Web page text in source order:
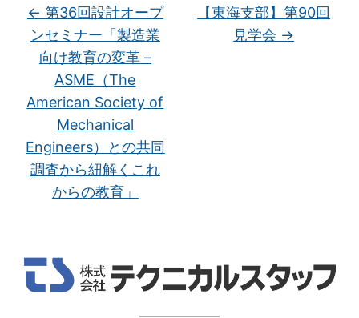
← 第36回設計オープ
ンセミナー「製造業
向け教育の変革 –
ASME（The
American Society of
Mechanical
Engineers）との共同
調査から紐解くこれ
からの教育」
【東海支部】第90回
見学会 →